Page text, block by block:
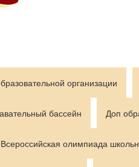
организации
бассейн Доп
Всероссийская олимпиада